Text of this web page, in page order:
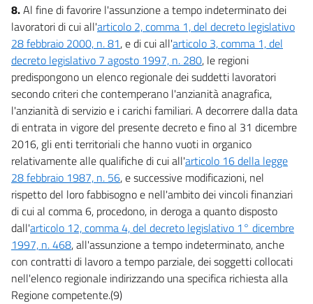
8.Al fine di favorire l'assunzione a tempo indeterminato dei
lavoratori di cui all'articolo 2, comma 1, del decreto legislativo
28 febbraio 2000, n. 81, e di cui all'articolo 3, comma 1, del
decreto legislativo 7 agosto 1997, n. 280, le regioni
predispongono un elenco regionale dei suddetti lavoratori
secondo criteri che contemperano l'anzianità anagrafica,
l'anzianità di servizio e i carichi familiari. A decorrere dalla data
di entrata in vigore del presente decreto e fino al 31 dicembre
2016, gli enti territoriali che hanno vuoti in organico
relativamente alle qualifiche di cui all'articolo 16 della legge
28 febbraio 1987, n. 56, e successive modificazioni, nel
rispetto del loro fabbisogno e nell'ambito dei vincoli finanziari
di cui al comma 6, procedono, in deroga a quanto disposto
dall'articolo 12, comma 4, del decreto legislativo 1° dicembre
1997, n. 468, all'assunzione a tempo indeterminato, anche
con contratti di lavoro a tempo parziale, dei soggetti collocati
nell'elenco regionale indirizzando una specifica richiesta alla
Regione competente.(9)